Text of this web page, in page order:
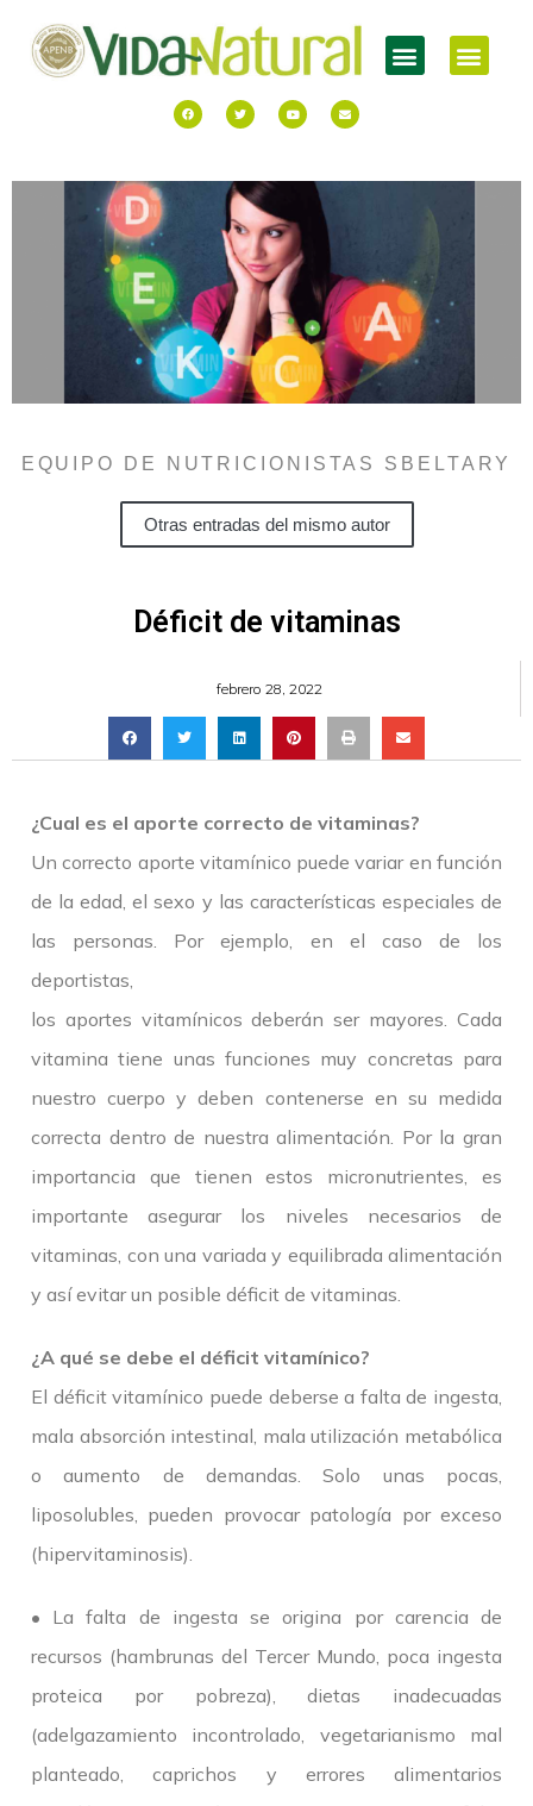
EQUIPO DE NUTRICIONISTAS SBELTARY
Otras entradas del mismo autor
Déficit de vitaminas
febrero 28, 2022
¿Cual es el aporte correcto de vitaminas?
Un correcto aporte vitamínico puede variar en función
de la edad, el sexo y las características especiales de
las personas. Por ejemplo, en el caso de los
deportistas,
los aportes vitamínicos deberán ser mayores. Cada
vitamina tiene unas funciones muy concretas para
nuestro cuerpo y deben contenerse en su medida
correcta dentro de nuestra alimentación. Por la gran
importancia que tienen estos micronutrientes, es
importante asegurar los niveles necesarios de
vitaminas, con una variada y equilibrada alimentación
y así evitar un posible déficit de vitaminas.
¿A qué se debe el déficit vitamínico?
El déficit vitamínico puede deberse a falta de ingesta,
mala absorción intestinal, mala utilización metabólica
o aumento de demandas. Solo unas pocas,
liposolubles, pueden provocar patología por exceso
(hipervitaminosis).
• La falta de ingesta se origina por carencia de
recursos (hambrunas del Tercer Mundo, poca ingesta
proteica por pobreza), dietas inadecuadas
(adelgazamiento incontrolado, vegetarianismo mal
planteado, caprichos y errores alimentarios